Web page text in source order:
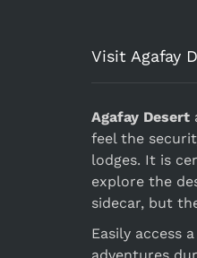
Visit Agafay
Agafay Desert
feel the
lodges. It is
explore the
sidecar, but
Easily access